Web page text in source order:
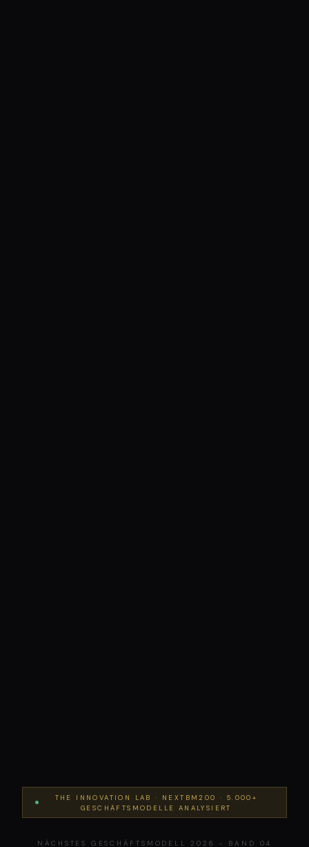
THE INNOVATION LAB · NEXTBM200 · 5.000+
GESCHÄFTSMODELLE ANALYSIERT
NÄCHSTES GESCHÄFTSMODELL 2026 - BAND 04